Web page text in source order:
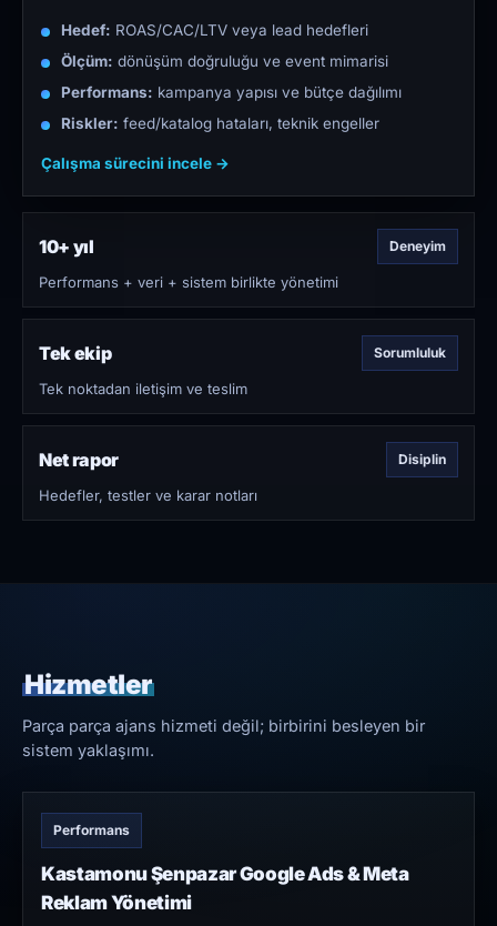
Hedef: ROAS/CAC/LTV veya lead hedefleri
Ölçüm: dönüşüm doğruluğu ve event mimarisi
Performans: kampanya yapısı ve bütçe dağılımı
Riskler: feed/katalog hataları, teknik engeller
Çalışma sürecini incele →
10+ yıl Deneyim
Performans + veri + sistem birlikte yönetimi
Tek ekip Sorumluluk
Tek noktadan iletişim ve teslim
Net rapor Disiplin
Hedefler, testler ve karar notları
Hizmetler
Parça parça ajans hizmeti değil; birbirini besleyen bir
sistem yaklaşımı.
Performans
Kastamonu Şenpazar Google Ads & Meta
Reklam Yönetimi